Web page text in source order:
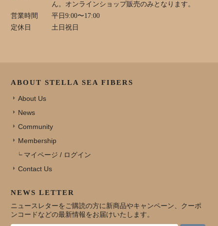
ん。オンラインショップ販売のみとなります。
営業時間
平日9:00〜17:00
定休日
土日祝日
ABOUT STELLA SEA FIBERS
About Us
News
Community
Membership
マイページ / ログイン
Contact Us
NEWS LETTER
ニュースレターをご購読の方に新商品やキャンペーン、クーポ
ンコードなどの最新情報をお届けいたします。